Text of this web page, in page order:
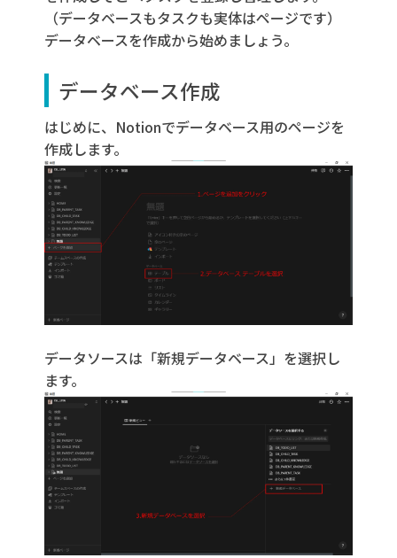
（データベースもタスクも実体はページです）
データベースを作成から始めましょう。
データベース作成
はじめに、Notionでデータベース用のページを
作成します。
データソースは「新規データベース」を選択し
ます。